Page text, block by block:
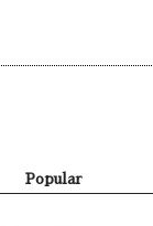
Popular